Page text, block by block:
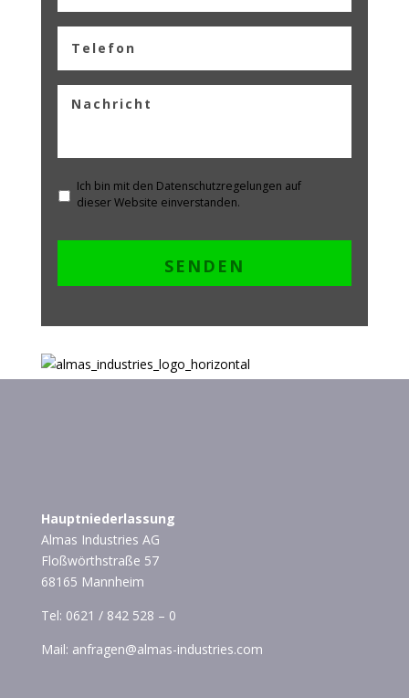
Ich bin mit den Datenschutzregelungen auf
dieser Website einverstanden.
Hauptniederlassung
Almas Industries AG
Floßwörthstraße 57
68165 Mannheim
Tel: 0621 / 842 528 – 0
Mail: anfragen@almas-industries.com